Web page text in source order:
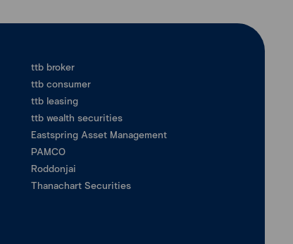
ttb broker
ttb consumer
ttb leasing
ttb wealth securities
Eastspring Asset Management
PAMCO
Roddonjai
Thanachart Securities